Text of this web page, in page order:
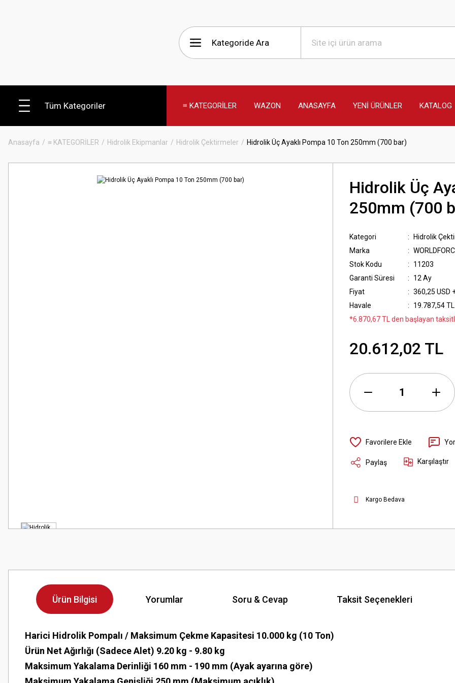
Tüm Kategoriler ≡ KATEGORİLER WAZON ANASAYFA YENİ ÜRÜNLER KATALOG
Anasayfa ≡ KATEGORİLER Hidrolik Ekipmanlar Hidrolik Çektirmeler Hidrolik Üç Ayaklı Pompa 10 Ton 250mm (700 bar)
Hidrolik Üç
250mm (700
Kategori
Hidrolik
Marka
Stok Kodu
11203
Garanti Süresi
12 Ay
Fiyat
360,25 USD
Havale
19.787,54
*6.870,67 TL den başlayan
20.612,02 TL
Paylaş Karşılaştır
Kargo Bedava
Ürün Bilgisi Yorumlar Soru & Cevap Taksit Seçenekleri
Harici Hidrolik Pompalı / Maksimum Çekme Kapasitesi 10.000 kg (10 Ton)
Ürün Net Ağırlığı (Sadece Alet) 9.20 kg - 9.80 kg
Maksimum Yakalama Derinliği 160 mm - 190 mm (Ayak ayarına göre)